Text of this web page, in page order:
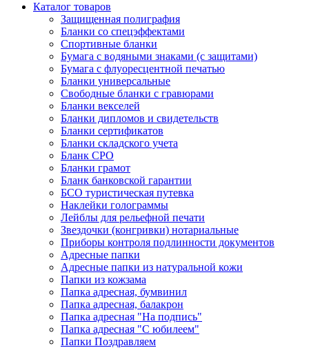
Каталог товаров
Защищенная полиграфия
Бланки со спецэффектами
Спортивные бланки
Бумага с водяными знаками (с защитами)
Бумага с флуоресцентной печатью
Бланки универсальные
Свободные бланки с гравюрами
Бланки векселей
Бланки дипломов и свидетельств
Бланки сертификатов
Бланки складского учета
Бланк СРО
Бланки грамот
Бланк банковской гарантии
БСО туристическая путевка
Наклейки голограммы
Лейблы для рельефной печати
Звездочки (конгривки) нотариальные
Приборы контроля подлинности документов
Адресные папки
Адресные папки из натуральной кожи
Папки из кожзама
Папка адресная, бумвинил
Папка адресная, балакрон
Папка адресная "На подпись"
Папка адресная "C юбилеем"
Папки Поздравляем